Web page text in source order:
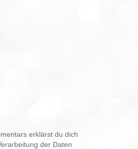
erklärst du dich
der Daten